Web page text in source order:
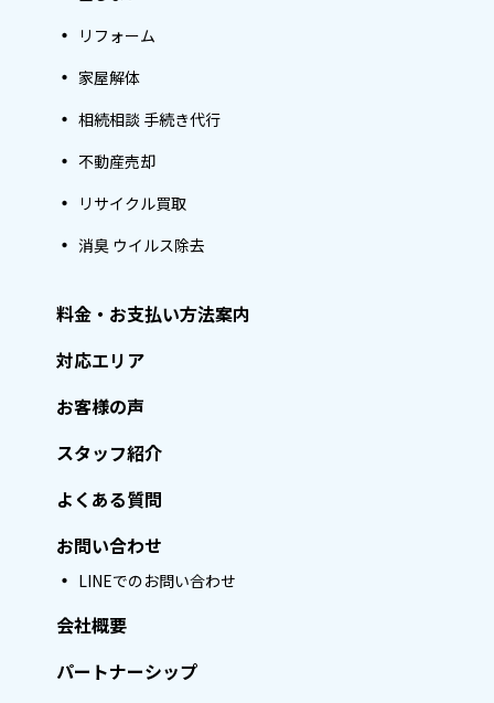
リフォーム
家屋解体
相続相談 手続き代行
不動産売却
リサイクル買取
消臭 ウイルス除去
料金・お支払い方法案内
対応エリア
お客様の声
スタッフ紹介
よくある質問
お問い合わせ
LINEでのお問い合わせ
会社概要
パートナーシップ